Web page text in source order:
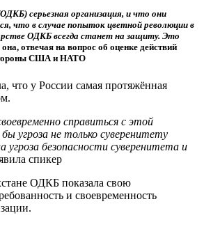
серьезная организация, и что они
что в случае попыток цветной революции в
ОДКБ всегда станет на защиту. Это
отвечая на вопрос об оценке действий
США и НАТО
что у России самая протяжённая
справиться с этой
угроза не только суверенитету
угроза безопасности суверенитета и
спикер
ОДКБ показала свою
и своевременность